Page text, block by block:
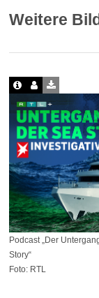
Weitere
Podcast „Der
Story“
Foto: RTL